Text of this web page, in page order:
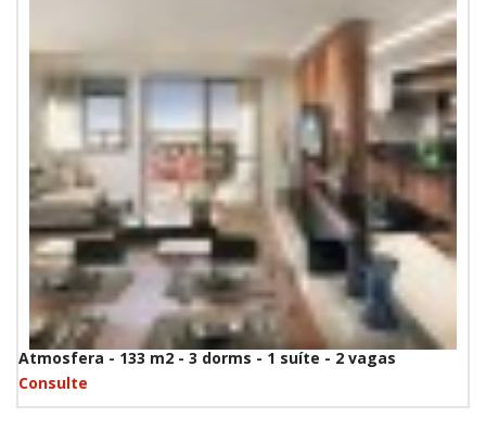
Atmosfera - 133 m2 - 3 dorms - 1 suíte - 2 vagas
Consulte